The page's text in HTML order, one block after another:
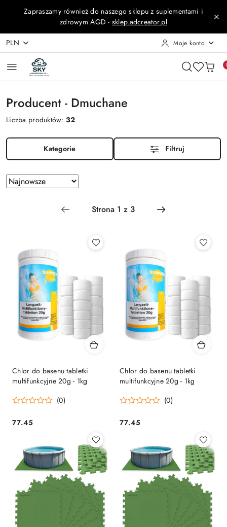
Przejdź do treści głównej
Przejdź do wyszukiwarki
Przejdź do moje konto
Przejdź do menu głównego
Przejdź do stopki
Zapraszamy również do naszego sklepu z suplementami i
zdrowym AGD - sklep.adcreator.pl
PLN Moje konto
Producent - Dmuchane
Liczba produktów:32
Kategorie Filtruj
Zastosowano
sortowanie:
Sortuj
według
Chlor do basenu tabletki
multifunkcyjne 20g - 1kg
(0)
Cena:
77.45
Chlor do basenu tabletki
multifunkcyjne 20g - 1kg
(0)
Cena:
77.45